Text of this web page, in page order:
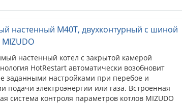
протокол связи) используется в котловых
связь между котлом и контроллером.
настенный M40T, двухконтурный с шиной
настенный котел с закрытой камерой
HotRestart автоматически возобновит
заданными настройками при перебое и
подачи электроэнергии или газа. Встроенная
система контроля параметров котлов MIZUDO